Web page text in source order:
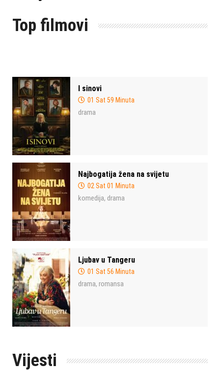
Top filmovi
I sinovi
01 Sat 59 Minuta
drama
Najbogatija žena na svijetu
02 Sat 01 Minuta
komedija, drama
Ljubav u Tangeru
01 Sat 56 Minuta
drama, romansa
Vijesti